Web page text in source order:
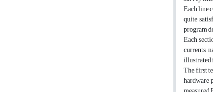
Each line
quite
program
Each
currents,
illustrated
The first
hardware